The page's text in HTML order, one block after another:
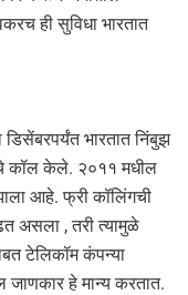
ही सुविधा भारतात
भारतात निंबुझ
कॉल केले. २०११ मधील
आहे. फ्री कॉलिंगची
असला , तरी त्यामुळे
टेलिकॉम कंपन्या
जाणकार हे मान्य करतात.